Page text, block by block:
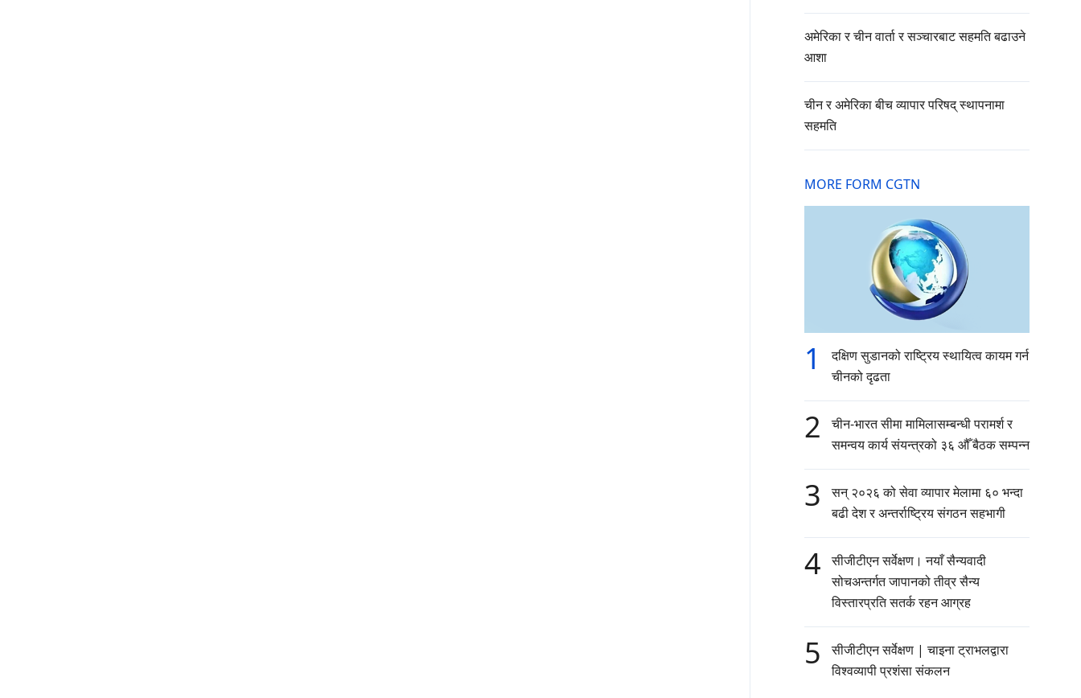
अमेरिका र चीन वार्ता र सञ्चारबाट सहमति बढाउने
आशा
चीन र अमेरिका बीच व्यापार परिषद् स्थापनामा
सहमति
MORE FORM CGTN
1
दक्षिण सुडानको राष्ट्रिय स्थायित्व कायम गर्न
चीनको दृढता
2
चीन-भारत सीमा मामिलासम्बन्धी परामर्श र
समन्वय कार्य संयन्त्रको ३६ औँ बैठक सम्पन्न
3
सन् २०२६ को सेवा व्यापार मेलामा ६० भन्दा
बढी देश र अन्तर्राष्ट्रिय संगठन सहभागी
4
सीजीटीएन सर्वेक्षण। नयाँ सैन्यवादी
सोचअन्तर्गत जापानको तीव्र सैन्य
विस्तारप्रति सतर्क रहन आग्रह
5
सीजीटीएन सर्वेक्षण | चाइना ट्राभलद्वारा
विश्वव्यापी प्रशंसा संकलन